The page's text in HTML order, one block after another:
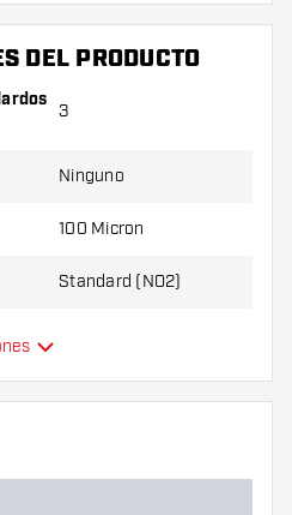
plumas y cañas.
o romperse con el uso.
o un grosor
ti.
DEL PRODUCTO
3
Ninguno
100 Micron
Standard (NO2)